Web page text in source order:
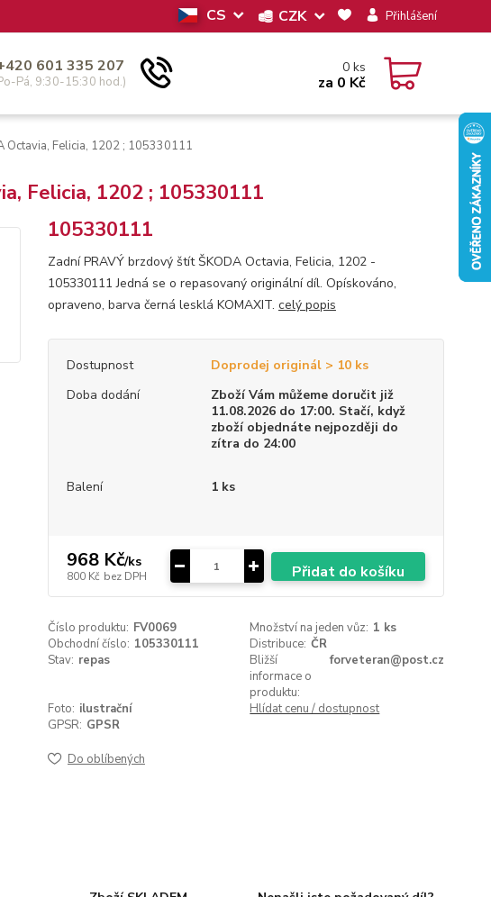
CS CZK Přihlášení
601 335 207
Pá, 9:30-15:30 hod.)
0 ks
za 0 Kč
Octavia, Felicia, 1202 ; 105330111
Felicia, 1202 ; 105330111
105330111
Zadní PRAVÝ brzdový štít ŠKODA Octavia, Felicia, 1202 -
105330111 Jedná se o repasovaný originální díl. Opískováno,
opraveno, barva černá lesklá KOMAXIT. celý popis
Dostupnost
Doprodej originál > 10 ks
Doba dodání
Zboží Vám můžeme doručit již
11.08.2026 do 17:00. Stačí, když
zboží objednáte nejpozději do
zítra do 24:00
Balení 1 ks
968 Kč/ks
800 Kč bez DPH Přidat do košíku
Číslo produktu: FV0069 Množství na jeden vůz: 1 ks
Obchodní číslo: 105330111 Distribuce: ČR
Stav: repas
Bližší
informace o
produktu:
forveteran@post.cz
Foto: ilustrační
Hlídat cenu / dostupnost
GPSR: GPSR
Do oblíbených